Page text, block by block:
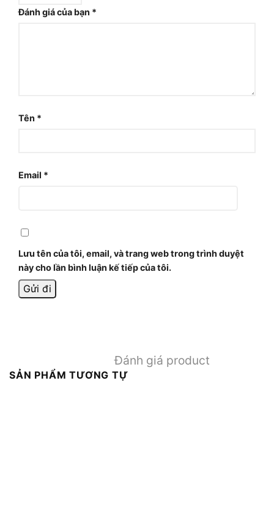
Đánh giá của bạn *
Tên *
Email *
Lưu tên của tôi, email, và trang web trong trình duyệt
này cho lần bình luận kế tiếp của tôi.
Đánh giá product
SẢN PHẨM TƯƠNG TỰ